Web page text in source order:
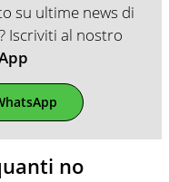
su ultime news di
Iscriviti al nostro
no